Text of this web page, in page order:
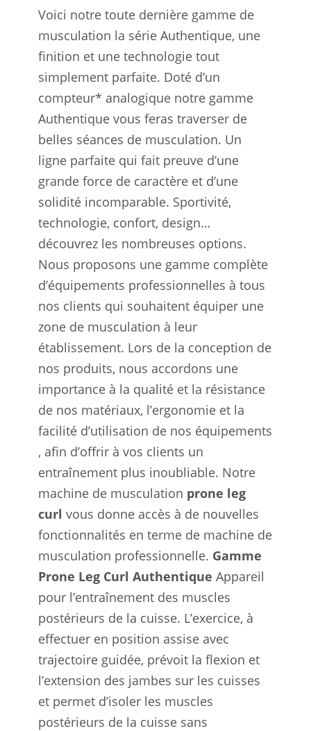
Voici notre toute dernière gamme de
musculation la série Authentique, une
finition et une technologie tout
simplement parfaite. Doté d’un
compteur* analogique notre gamme
Authentique vous feras traverser de
belles séances de musculation. Un
ligne parfaite qui fait preuve d’une
grande force de caractère et d’une
solidité incomparable. Sportivité,
technologie, confort, design…
découvrez les nombreuses options.
Nous proposons une gamme complète
d’équipements professionnelles à tous
nos clients qui souhaitent équiper une
zone de musculation à leur
établissement. Lors de la conception de
nos produits, nous accordons une
importance à la qualité et la résistance
de nos matériaux, l’ergonomie et la
facilité d’utilisation de nos équipements
, afin d’offrir à vos clients un
entraînement plus inoubliable. Notre
machine de musculation prone leg
curl vous donne accès à de nouvelles
fonctionnalités en terme de machine de
musculation professionnelle. Gamme
Prone Leg Curl Authentique Appareil
pour l’entraînement des muscles
postérieurs de la cuisse. L’exercice, à
effectuer en position assise avec
trajectoire guidée, prévoit la flexion et
l’extension des jambes sur les cuisses
et permet d’isoler les muscles
postérieurs de la cuisse sans